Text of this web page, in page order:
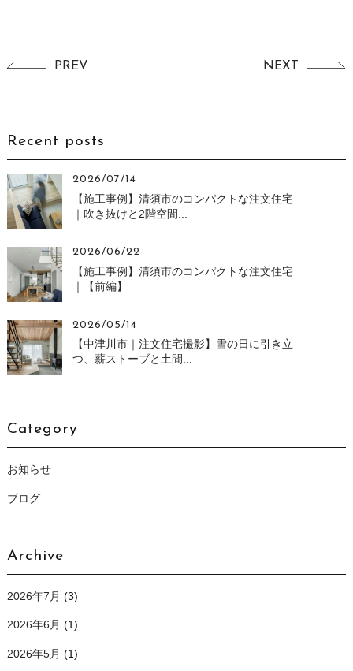
PREV NEXT
Recent posts
2026/07/14
【施工事例】清須市のコンパクトな注文住宅
｜吹き抜けと2階空間...
2026/06/22
【施工事例】清須市のコンパクトな注文住宅
｜【前編】
2026/05/14
【中津川市｜注文住宅撮影】雪の日に引き立
つ、薪ストーブと土間...
Category
お知らせ
ブログ
Archive
2026年7月 (3)
2026年6月 (1)
2026年5月 (1)